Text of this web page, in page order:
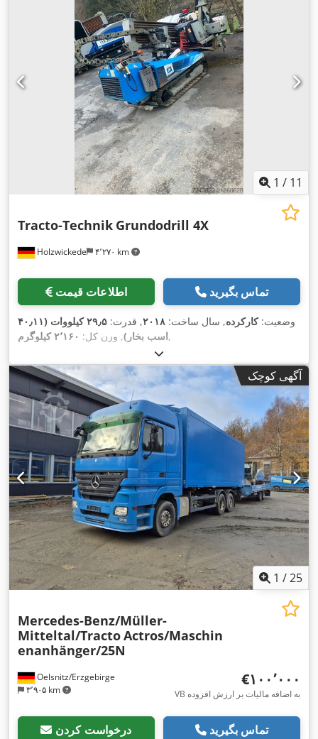
1 / 11
Holzwickede ۴٬۲۷۰ km
Tracto-Technik Grundodrill 4X
اطلاعات قیمت تماس بگیرید
وضعیت:کارکرده, سال ساخت: ۲۰۱۸, قدرت:
۲۹٫۵ کیلووات (۴۰٫۱۱
اسب بخار), وزن کل: ۲٬۱۶۰ کیلوگرم ,
آگهی کوچک
1 /25
Oelsnitz/Erzgebirge
۳٬۹۰۵ km
Mercedes-Benz/Müller-
Mitteltal/TractoActros/Maschin
enanhänger/25N
‎€۱۰۰٬۰۰۰
VB به اضافه مالیات بر ارزش افزوده
درخواست کردن تماس بگیرید